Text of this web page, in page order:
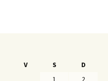
V S
D
1
2